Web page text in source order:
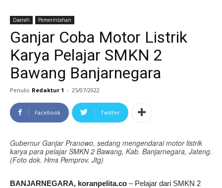
Daerah Pemerintahan
Ganjar Coba Motor Listrik
Karya Pelajar SMKN 2
Bawang Banjarnegara
Penulis Redaktur 1 - 25/07/2022
Facebook Twitter
Gubernur Ganjar Pranowo, sedang mengendarai motor listrik
karya para pelajar SMKN 2 Bawang, Kab. Banjarnegara, Jateng.
(Foto dok. Hms Pemprov. Jtg)
BANJARNEGARA, koranpelita.co – Pelajar dari SMKN 2